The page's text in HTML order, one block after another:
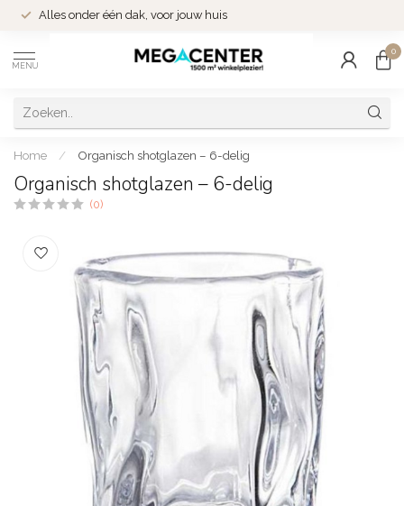
Alles onder één dak, voor jouw huis
MENU
0
Home / Organisch shotglazen – 6-delig
Organisch shotglazen – 6-delig
(0)